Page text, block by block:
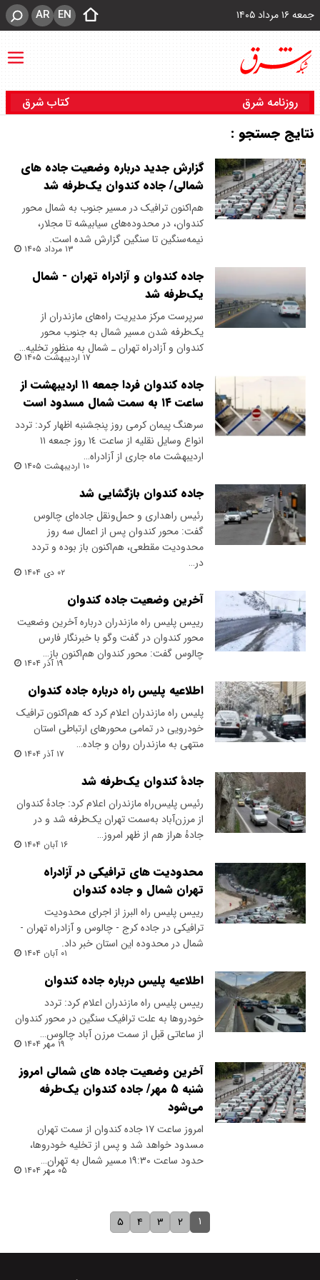
جمعه ۱۶ مرداد ۱۴۰۵ EN
AR
روزنامه شرق کتاب شرق
نتایج جستجو :
گزارش جدید درباره وضعیت جاده های
شمالی/ جاده کندوان یک‌طرفه شد
هم‌اکنون ترافیک در مسیر جنوب به شمال محور
کندوان، در محدوده‌های سیابیشه تا مجلار،
نیمه‌سنگین تا سنگین گزارش شده است.
۱۳ مرداد ۱۴۰۵
جاده کندوان و آزادراه تهران - شمال
یک‌طرفه شد
سرپرست مرکز مدیریت راه‌های مازندران از
یک‌طرفه شدن مسیر شمال به جنوب محور
کندوان و آزادراه تهران ـ شمال به منظور تخلیه…
۱۷ اردیبهشت ۱۴۰۵
جاده کندوان فردا جمعه ۱۱ اردیبهشت از
ساعت ۱۴ به سمت شمال مسدود است
سرهنگ پیمان کرمی روز پنجشنبه اظهار کرد: تردد
انواع وسایل نقلیه از ساعت ١٤ روز جمعه ١١
اردیبهشت ماه جاری از آزادراه…
۱۰ اردیبهشت ۱۴۰۵
جاده کندوان بازگشایی شد
رئیس راهداری و حمل‌ونقل جاده‌ای چالوس
گفت: محور کندوان پس از اعمال سه روز
محدودیت مقطعی، هم‌اکنون باز بوده و تردد
در…
۰۲ دی ۱۴۰۴
آخرین وضعیت جاده کندوان
رییس پلیس راه مازندران درباره آخرین وضعیت
محور کندوان در گفت وگو با خبرنگار فارس
چالوس گفت: محور کندوان هم‌اکنون باز…
۱۹ آذر ۱۴۰۴
اطلاعیه پلیس راه درباره جاده کندوان
پلیس راه مازندران اعلام کرد که هم‌اکنون ترافیک
خودرویی در تمامی محورهای ارتباطی استان
منتهی به مازندران روان و جاده…
۱۷ آذر ۱۴۰۴
جادهٔ کندوان یک‌طرفه شد
رئیس پلیس‌راه مازندران اعلام کرد: جادهٔ کندوان
از مرزن‌آباد به‌سمت تهران یک‌طرفه شد و در
جادهٔ هراز هم از ظهر امروز…
۱۶ آبان ۱۴۰۴
محدودیت های ترافیکی در آزادراه
تهران شمال و‌ جاده کندوان
رییس پلیس راه البرز از اجرای محدودیت
ترافیکی در جاده کرج - چالوس و آزادراه تهران -
شمال در محدوده این استان خبر داد.
۰۱ آبان ۱۴۰۴
اطلاعیه پلیس درباره جاده کندوان
رییس پلیس راه مازندران اعلام کرد: تردد
خودروها به علت ترافیک سنگین در محور کندوان
از ساعاتی قبل از سمت مرزن آباد چالوس…
۱۹ مهر ۱۴۰۴
آخرین وضعیت جاده های شمالی امروز
شنبه ۵ مهر/ جاده کندوان یک‌طرفه
می‌شود
امروز ساعت ۱۷ جاده کندوان از سمت تهران
مسدود خواهد شد و پس از تخلیه خودروها،
حدود ساعت ۱۹:۳۰ مسیر شمال به تهران…
۰۵ مهر ۱۴۰۴
۱ ۲ ۳ ۴ ۵